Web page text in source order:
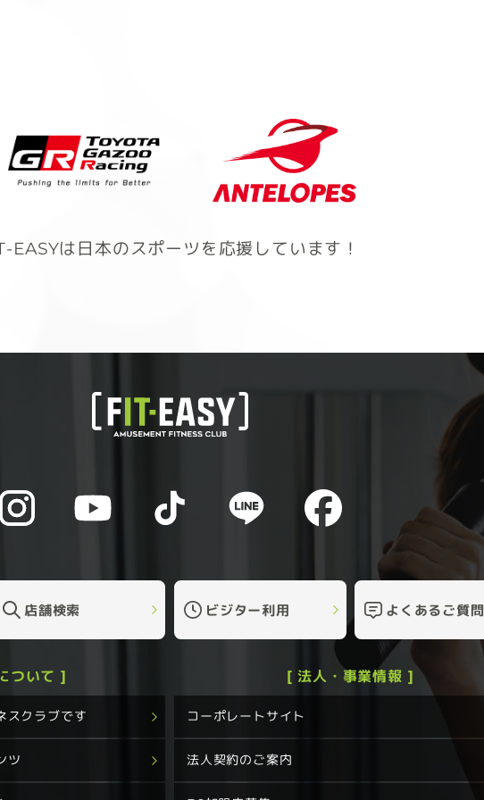
EASYは日本のスポーツを応援しています！
店舗検索 ビジター利用 よくあるご質問
ついて ]
スクラブです
ツ
[ 法人・事業情報 ]
コーポレートサイト
法人契約のご案内